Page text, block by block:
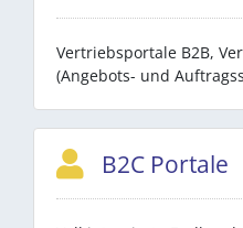
Vertriebsportale B2B,
(Angebots- und
B2C Portale